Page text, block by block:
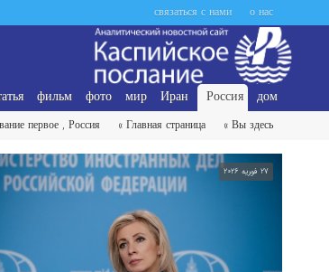
о нас
связаться с нами
дом
Россия
Иран
мир
фото
фильм
Вы здесь »
Главная страница »
первое , Россия
27 فوریه 2026